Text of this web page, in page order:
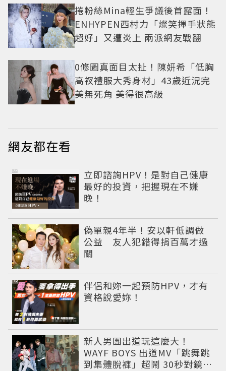
捲粉絲Mina輕生爭議後首露面！
ENHYPEN西村力「燦笑揮手狀態
超好」又遭炎上 兩派網友戰翻
0修圖真面目太扯！陳妍希「低胸
高衩禮服大秀身材」43歲近況完
美無死角 美得很高級
網友都在看
立即諮詢HPV！是對自己健康
最好的投資，把握現在不嫌
晚！
PR
偽單親4年半！安以軒低調做
公益 友人犯錯得捐百萬才過
關
伴侶和妳一起預防HPV，才有
資格說愛妳！
PR
新人男團出道玩這麼大！
WAYF BOYS 出道MV「跳舞跳
到集體脫褲」超鬧 30秒對鏡清